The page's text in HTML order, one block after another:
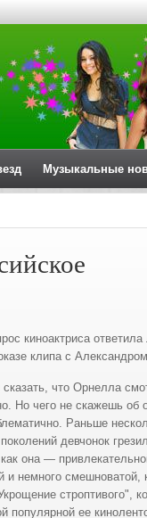
Музыкальные
киноактриса ответила
клипа с
что Орнелла
Но чего не скажешь об
Раньше
девчонок
она —
и немного смешноватой,
строптивого",
популярной ее